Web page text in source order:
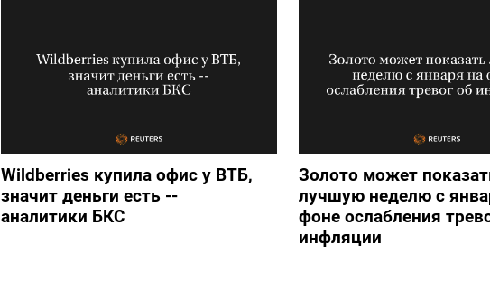
Wildberries купила офис у ВТБ,
значит деньги есть --
аналитики БКС
Золото может
лучшую неделю с
фоне ослабления
инфляции